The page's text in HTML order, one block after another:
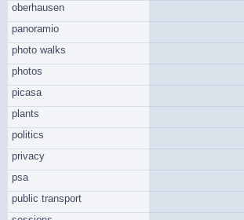
oberhausen
panoramio
photo walks
photos
picasa
plants
politics
privacy
psa
public transport